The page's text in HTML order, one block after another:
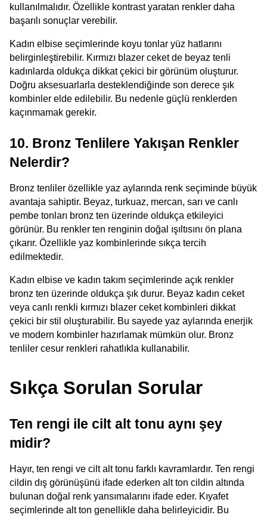
kullanılmalıdır. Özellikle kontrast yaratan renkler daha
başarılı sonuçlar verebilir.
Kadın elbise seçimlerinde koyu tonlar yüz hatlarını
belirginleştirebilir. Kırmızı blazer ceket de beyaz tenli
kadınlarda oldukça dikkat çekici bir görünüm oluşturur.
Doğru aksesuarlarla desteklendiğinde son derece şık
kombinler elde edilebilir. Bu nedenle güçlü renklerden
kaçınmamak gerekir.
10. Bronz Tenlilere Yakışan Renkler
Nelerdir?
Bronz tenliler özellikle yaz aylarında renk seçiminde büyük
avantaja sahiptir. Beyaz, turkuaz, mercan, sarı ve canlı
pembe tonları bronz ten üzerinde oldukça etkileyici
görünür. Bu renkler ten renginin doğal ışıltısını ön plana
çıkarır. Özellikle yaz kombinlerinde sıkça tercih
edilmektedir.
Kadın elbise ve kadın takım seçimlerinde açık renkler
bronz ten üzerinde oldukça şık durur. Beyaz kadın ceket
veya canlı renkli kırmızı blazer ceket kombinleri dikkat
çekici bir stil oluşturabilir. Bu sayede yaz aylarında enerjik
ve modern kombinler hazırlamak mümkün olur. Bronz
tenliler cesur renkleri rahatlıkla kullanabilir.
Sıkça Sorulan Sorular
Ten rengi ile cilt alt tonu aynı şey
midir?
Hayır, ten rengi ve cilt alt tonu farklı kavramlardır. Ten rengi
cildin dış görünüşünü ifade ederken alt ton cildin altında
bulunan doğal renk yansımalarını ifade eder. Kıyafet
seçimlerinde alt ton genellikle daha belirleyicidir. Bu